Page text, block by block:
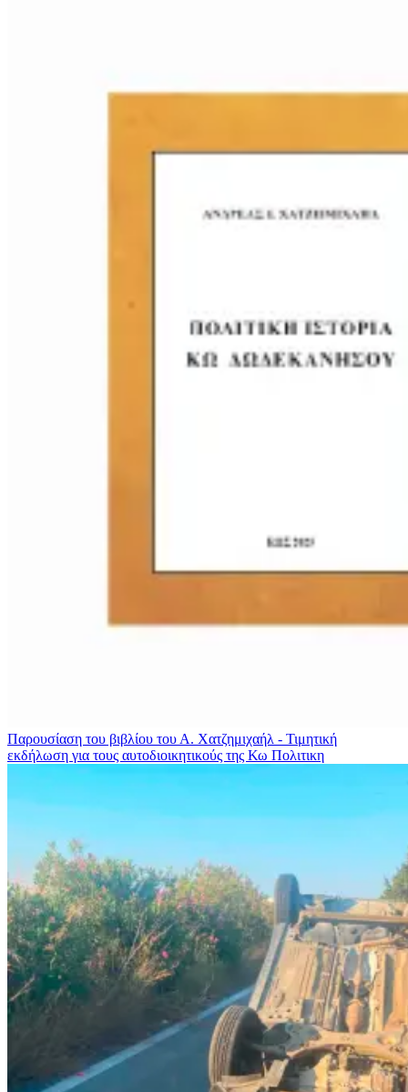
Παρουσίαση του βιβλίου του Α. Χατζημιχαήλ - Τιμητική
εκδήλωση για τους αυτοδιοικητικούς της Κω Πολιτικη